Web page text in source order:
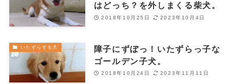
はどっち？を外しまくる柴犬。
2018年10月25日 2023年10月4日
いたずらする犬
障子にずぼっ！いたずらっ子な
ゴールデン子犬。
2018年10月24日 2023年11月11日